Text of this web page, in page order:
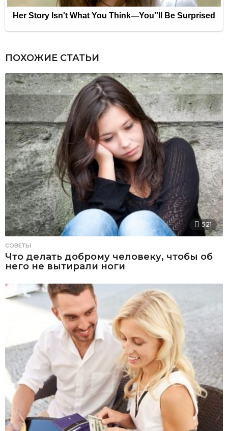
ПОХОЖИЕ СТАТЬИ
521
СОВЕТЫ
Что делать доброму человеку, чтобы об
него не вытирали ноги